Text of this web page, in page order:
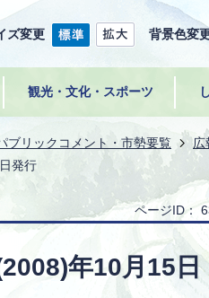
ズ変更 背景色変
観光・文化・スポーツ
ブリックコメント・市勢要覧 広
発行
ページID：
年10月15日